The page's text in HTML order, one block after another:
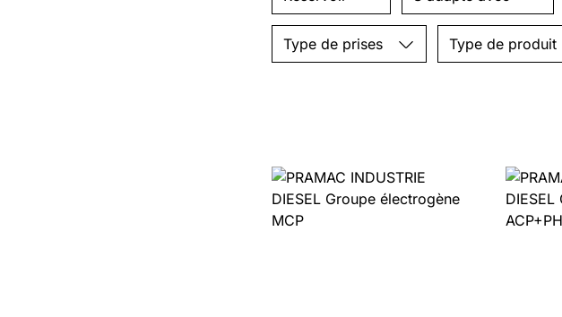
Type de prises Type de produit